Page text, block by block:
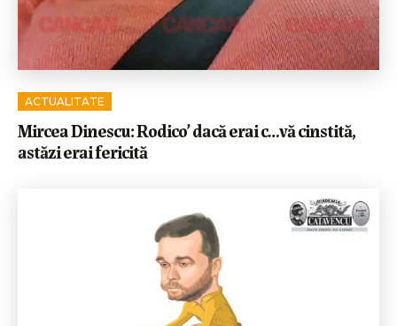
ACTUALITATE
Mircea Dinescu: Rodico’ dacă erai c…vă cinstită,
astăzi erai fericită